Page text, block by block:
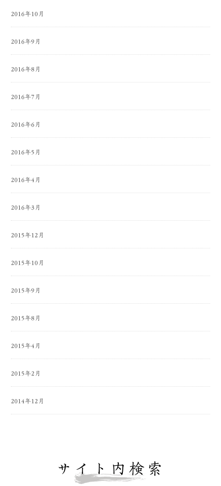
2016年10月
2016年9月
2016年8月
2016年7月
2016年6月
2016年5月
2016年4月
2016年3月
2015年12月
2015年10月
2015年9月
2015年8月
2015年4月
2015年2月
2014年12月
サイト内検索